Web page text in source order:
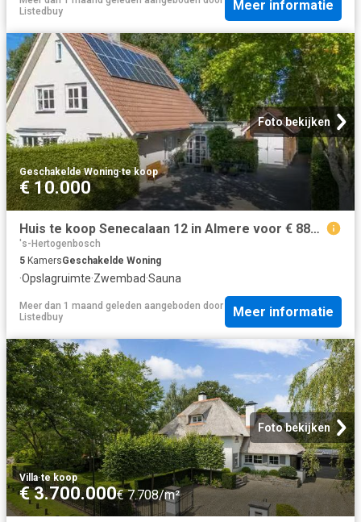
Listedbuy
Meer informatie
Foto bekijken
Geschakelde Woning·te koop
€ 10.000
Huis te koop Senecalaan 12 in Almere voor € 880.000
's-Hertogenbosch
5 KamersGeschakelde Woning
·Opslagruimte·Zwembad·Sauna
Meer dan 1 maand geleden aangeboden door
Listedbuy
Meer informatie
Foto bekijken
Villa·te koop
€ 3.700.000€ 7.708/m²